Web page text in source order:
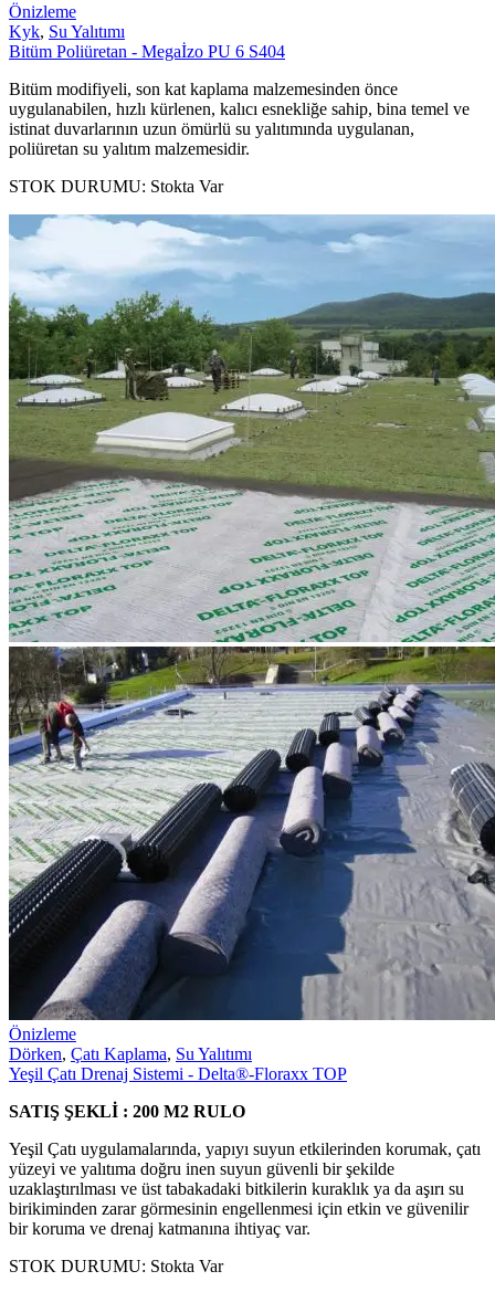
Önizleme
Kyk, Su Yalıtımı
Bitüm Poliüretan - Megaİzo PU 6 S404
Bitüm modifiyeli, son kat kaplama malzemesinden önce
uygulanabilen, hızlı kürlenen, kalıcı esnekliğe sahip, bina temel ve
istinat duvarlarının uzun ömürlü su yalıtımında uygulanan,
poliüretan su yalıtım malzemesidir.
STOK DURUMU: Stokta Var
Önizleme
Dörken, Çatı Kaplama, Su Yalıtımı
Yeşil Çatı Drenaj Sistemi - Delta®-Floraxx TOP
SATIŞ ŞEKLİ : 200 M2 RULO
Yeşil Çatı uygulamalarında, yapıyı suyun etkilerinden korumak, çatı
yüzeyi ve yalıtıma doğru inen suyun güvenli bir şekilde
uzaklaştırılması ve üst tabakadaki bitkilerin kuraklık ya da aşırı su
birikiminden zarar görmesinin engellenmesi için etkin ve güvenilir
bir koruma ve drenaj katmanına ihtiyaç var.
STOK DURUMU: Stokta Var